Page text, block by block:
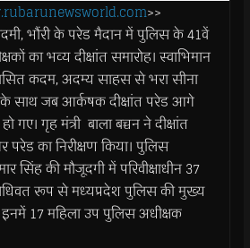
>>
भौंरी के परेड मैदान में पुलिस के 41वें
का भव्य दीक्षांत समारोह। स्वाभिमान
कदम, अदम्य साहस से भरा सीना
साथ जब आर्कषक दीक्षांत परेड आगे
गए। गृह मंत्री बाला बच्चन ने दीक्षांत
का निरीक्षण किया। पुलिस
सिंह की मौजूदगी में परिवीक्षाधीन 37
रूप से मध्यप्रदेश पुलिस की मुख्य
इनमें 17 महिला उप पुलिस अधीक्षक